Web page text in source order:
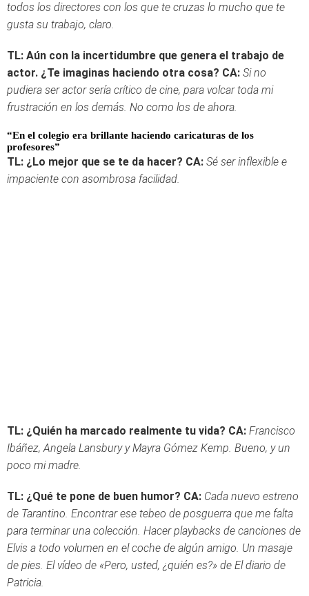
todos los directores con los que te cruzas lo mucho que te
gusta su trabajo, claro.
TL: Aún con la incertidumbre que genera el trabajo de
actor. ¿Te imaginas haciendo otra cosa? CA: Si no
pudiera ser actor sería crítico de cine, para volcar toda mi
frustración en los demás. No como los de ahora.
“En el colegio era brillante haciendo caricaturas de los
profesores”
TL: ¿Lo mejor que se te da hacer? CA: Sé ser inflexible e
impaciente con asombrosa facilidad.
TL: ¿Quién ha marcado realmente tu vida? CA: Francisco
Ibáñez, Angela Lansbury y Mayra Gómez Kemp. Bueno, y un
poco mi madre.
TL: ¿Qué te pone de buen humor? CA: Cada nuevo estreno
de Tarantino. Encontrar ese tebeo de posguerra que me falta
para terminar una colección. Hacer playbacks de canciones de
Elvis a todo volumen en el coche de algún amigo. Un masaje
de pies. El vídeo de «Pero, usted, ¿quién es?» de El diario de
Patricia.